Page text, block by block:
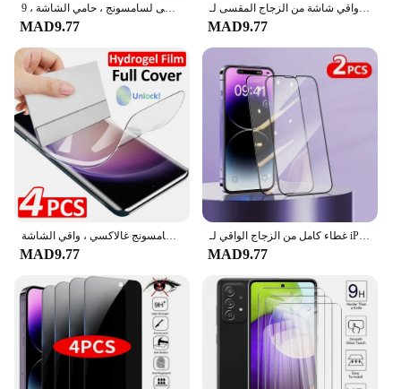
MAD9.77 MAD9.77
فيلم هيدروجيل لسامسونج غالاكسي ، واقي الشاشة ، S24 ، S23 ، S22 ، S21 ، S20 ، الترا بلس ، FE ، 4
MAD9.77
غطاء كامل من الزجاج الواقي لـ iPhone ، واقي الشاشة لـ iPhone 11 Pro Max ، 12 ، 13 Mini ، 7 ، 8 ، 15 Plus ، 14 Pro ، X ، XR ، XS Max ، 2 Phone
MAD9.77